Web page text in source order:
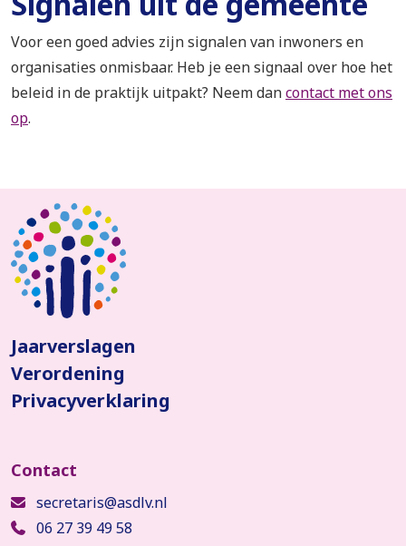
Voor een goed advies zijn signalen van inwoners en
organisaties onmisbaar. Heb je een signaal over hoe het
beleid in de praktijk uitpakt? Neem dancontact met ons
op.
Jaarverslagen
Verordening
Privacyverklaring
secretaris@asdlv.nl
06 27 39 49 58